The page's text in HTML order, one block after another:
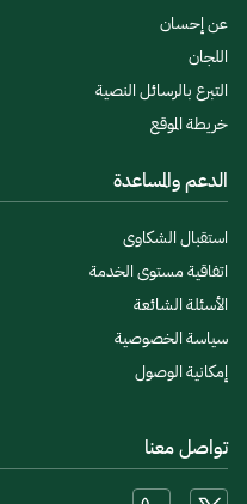
عن إحسان
اللجان
التبرع بالرسائل النصية
خريطة الموقع
الدعم والمساعدة
استقبال الشكاوى
اتفاقية مستوى الخدمة
الأسئلة الشائعة
سياسة الخصوصية
إمكانية الوصول
تواصل معنا